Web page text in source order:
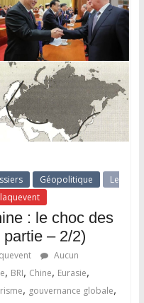
Géopolitique
Le
: le choc des
– 2/2)
Aucun
, BRI, Chine, Eurasie,
, gouvernance globale,